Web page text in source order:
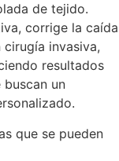
de tejido.
corrige la caída
invasiva,
resultados
un
que se pueden